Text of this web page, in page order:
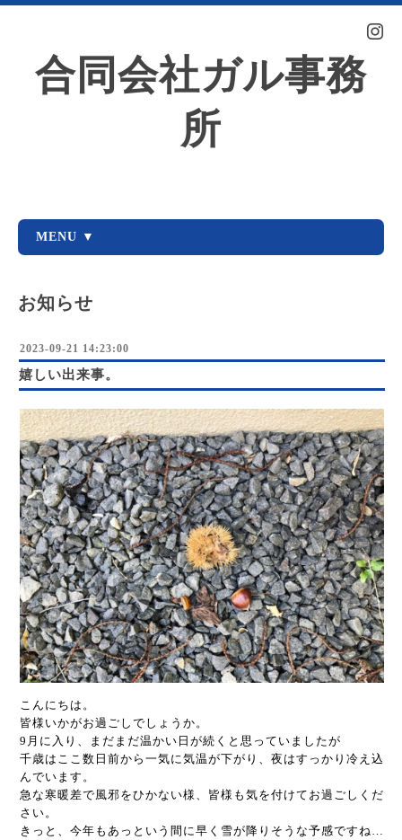
合同会社ガル事務
所
MENU ▼
お知らせ
2023-09-21 14:23:00
嬉しい出来事。
こんにちは。
皆様いかがお過ごしでしょうか。
9月に入り、まだまだ温かい日が続くと思っていましたが
千歳はここ数日前から一気に気温が下がり、夜はすっかり冷え込
んでいます。
急な寒暖差で風邪をひかない様、皆様も気を付けてお過ごしくだ
さい。
きっと、今年もあっという間に早く雪が降りそうな予感ですね…